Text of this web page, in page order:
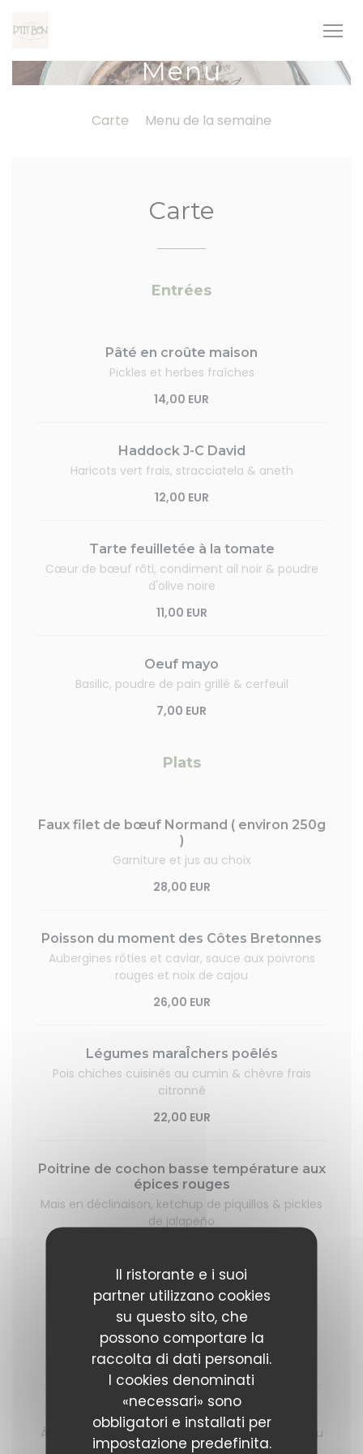
Il ristorante e i suoi
partner utilizzano cookies
su questo sito, che
possono comportare la
raccolta di dati personali.
I cookies denominati
«necessari» sono
obbligatori e installati per
impostazione predefinita.
Menu
Carte Menu de la semaine
Carte
Entrées
Pâté en croûte maison
Pickles et herbes fraîches
14,00 EUR
Haddock J-C David
Haricots vert frais, stracciatela & aneth
12,00 EUR
Tarte feuilletée à la tomate
Cœur de bœuf rôti, condiment ail noir & poudre
d'olive noire
11,00 EUR
Oeuf mayo
Basilic, poudre de pain grillé & cerfeuil
7,00 EUR
Plats
Faux filet de bœuf Normand ( environ 250g
)
Garniture et jus au choix
28,00 EUR
Poisson du moment des Côtes Bretonnes
Aubergines rôties et caviar, sauce aux poivrons
rouges et noix de cajou
26,00 EUR
Légumes maraÎchers poêlés
Pois chiches cuisinés au cumin & chèvre frais
citronné
22,00 EUR
Poitrine de cochon basse température aux
épices rouges
Maïs en déclinaison, ketchup de piquillos & pickles
de jalapeño
Magret de Canard IGP QUERCYNOISE (
entier environ 400gr )
Garniture et jus au choix
47,00 EUR
Côte de bœuf normande
À partager ( minimum 1,2 kg ) Garnitures et jus au
choix